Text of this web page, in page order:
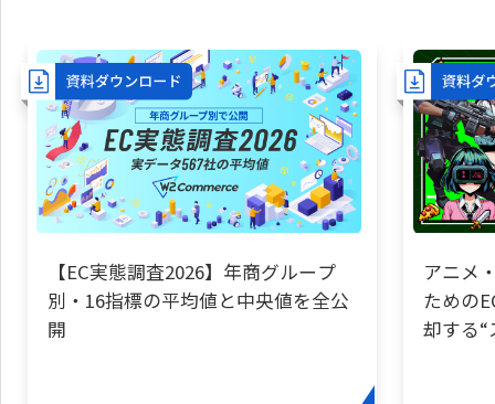
【EC実態調査2026】年商グループ
別・16指標の平均値と中央値を全公
開
アニメ
ための
却する